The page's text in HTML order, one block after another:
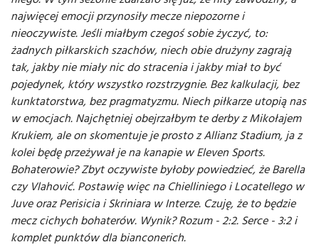
najwięcej emocji przynosiły mecze niepozorne i
nieoczywiste. Jeśli miałbym czegoś sobie życzyć, to:
żadnych piłkarskich szachów, niech obie drużyny zagrają
tak, jakby nie miały nic do stracenia i jakby miał to być
pojedynek, który wszystko rozstrzygnie. Bez kalkulacji, bez
kunktatorstwa, bez pragmatyzmu. Niech piłkarze utopią nas
w emocjach. Najchętniej obejrzałbym te derby z Mikołajem
Krukiem, ale on skomentuje je prosto z Allianz Stadium, ja z
kolei będę przeżywał je na kanapie w Eleven Sports.
Bohaterowie? Zbyt oczywiste byłoby powiedzieć, że Barella
czy Vlahović. Postawię więc na Chielliniego i Locatellego w
Juve oraz Perisicia i Skriniara w Interze. Czuję, że to będzie
mecz cichych bohaterów. Wynik? Rozum - 2:2. Serce - 3:2 i
komplet punktów dla bianconerich.